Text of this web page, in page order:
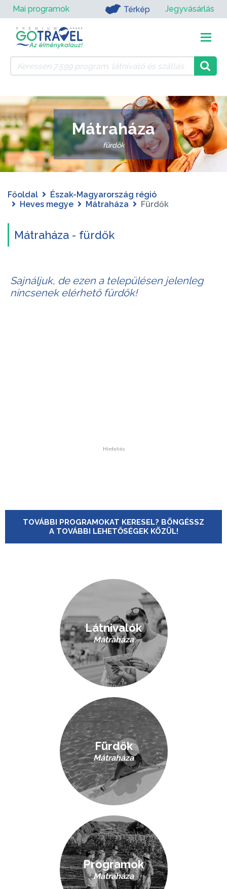
Mai programok Térkép Jegyvásárlás
Mátraháza
fürdők
Főoldal
Észak-Magyarország régió
Heves megye
Mátraháza Fürdők
Mátraháza - fürdők
Sajnáljuk, de ezen a településen jelenleg
nincsenek elérhető fürdők!
Hirdetés
TOVÁBBI PROGRAMOKAT KERESEL? BÖNGÉSSZ
A TOVÁBBI LEHETŐSÉGEK KÖZÜL!
Látnivalók
Mátraháza
Fürdők
Mátraháza
Programok
Mátraháza